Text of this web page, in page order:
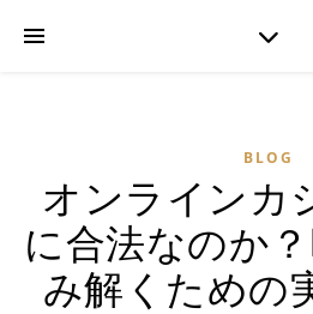
BLOG
オンラインカ
に合法なのか
み解くための